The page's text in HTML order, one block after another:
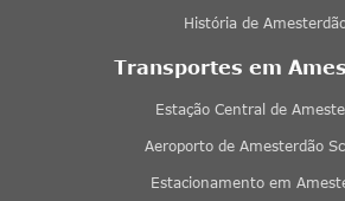
História de
Transportes em
Estação Central de
Aeroporto de Amesterdão
Estacionamento em